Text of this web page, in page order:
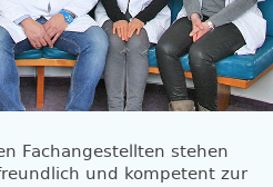
Fachangestellten stehen
und kompetent zur